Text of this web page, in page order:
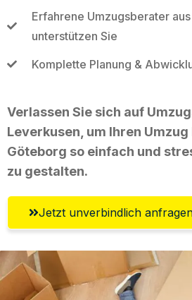
Erfahrene Umzugsberater
unterstützen Sie
Komplette Planung &
Verlassen Sie sich auf
Leverkusen, um Ihren
Göteborg so einfach und
zu gestalten.
Jetzt unverbindlich